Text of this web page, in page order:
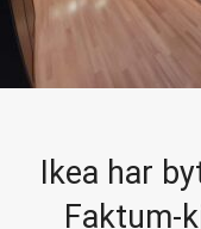
Ikea har
Faktum-